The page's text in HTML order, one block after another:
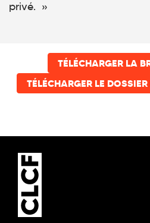
privé. »
TÉLÉCHARGER LA
TÉLÉCHARGER LE